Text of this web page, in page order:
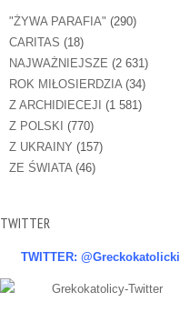
"ŻYWA PARAFIA" (290)
CARITAS (18)
NAJWAŻNIEJSZE (2 631)
ROK MIŁOSIERDZIA(34)
Z ARCHIDIECEJI (1 581)
Z POLSKI (770)
Z UKRAINY (157)
ZE ŚWIATA(46)
TWITTER
TWITTER: @Greckokatolicki